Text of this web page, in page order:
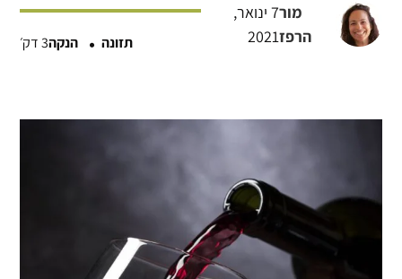
3 דק׳ תזונה · הנקה
7 ינואר,
2021
מור
הרפז